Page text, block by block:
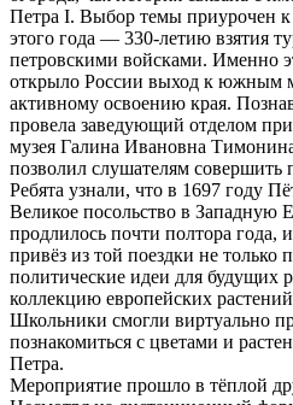
Петра I. Выбор темы приурочен
этого года — 330-летию взятия
петровскими войсками. Именно
открыло России выход к южным
активному освоению края.
провела заведующий отделом
музея Галина Ивановна
позволил слушателям совершить
Ребята узнали, что в 1697 году
Великое посольство в Западную
продлилось почти полтора года,
привёз из той поездки не
политические идеи для будущих
коллекцию европейских
Школьники смогли виртуально
познакомиться с цветами и
Петра.
Мероприятие прошло в тёплой